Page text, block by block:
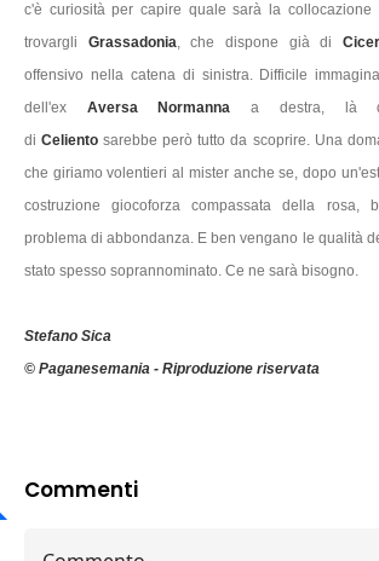
c'è curiosità per capire quale sarà la collocazione
trovargli Grassadonia, che dispone già di
offensivo nella catena di sinistra. Difficile
dell'ex Aversa Normanna a destra, là
diCelientosarebbe però tutto da scoprire. Una
che giriamo volentieri al mister anche se, dopo
costruzione giocoforza compassata della rosa,
problema di abbondanza. E ben vengano le qualità
stato spesso soprannominato. Ce ne sarà bisogno.
Stefano Sica
© Paganesemania - Riproduzione riservata
Commenti